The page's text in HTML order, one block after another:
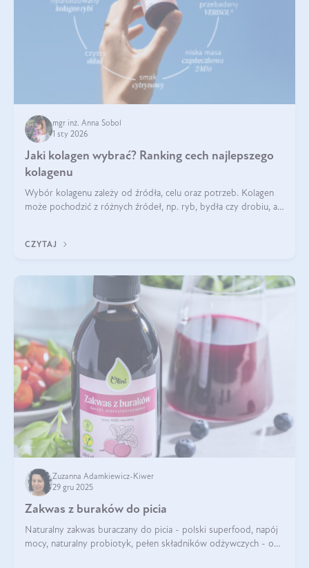
mgr inż. Anna Sobol
1 sty 2026
Jaki kolagen wybrać? Ranking cech najlepszego
kolagenu
Wybór kolagenu zależy od źródła, celu oraz potrzeb. Kolagen
może pochodzić z różnych źródeł, np. ryb, bydła czy drobiu, a
bydlęcy.
CZYTAJ
Zuzanna Adamkiewicz-Kiwer
29 gru 2025
Zakwas z buraków do picia
Naturalny zakwas buraczany do picia - polski superfood, napój
mocy, naturalny probiotyk, pełen składników odżywczych - o